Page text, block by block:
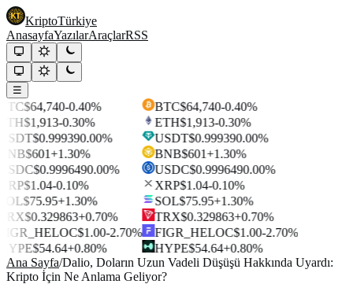
KriptoTürkiye
AnasayfaYazılarAraçlarRSS
☰
$64,740-0.40%
$1,913-0.30%
$0.999390.00%
$601+1.30%
$0.9996490.00%
$1.04-0.10%
$75.95+1.30%
$0.329863+0.70%
$1.00-2.70%
$54.64+0.80%
BTC$64,740-0.40%
ETH$1,913-0.30%
USDT$0.999390.00%
BNB$601+1.30%
USDC$0.9996490.00%
XRP$1.04-0.10%
SOL$75.95+1.30%
TRX$0.329863+0.70%
FIGR_HELOC$1.00-2.70%
HYPE$54.64+0.80%
Ana Sayfa/Dalio, Doların Uzun Vadeli Düşüşü Hakkında Uyardı:
Kripto İçin Ne Anlama Geliyor?